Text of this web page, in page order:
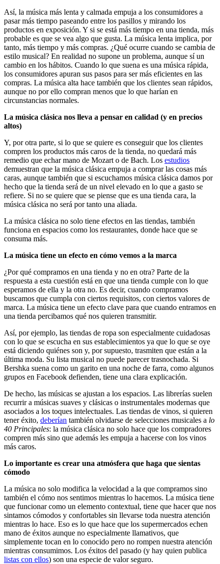
Así, la música más lenta y calmada empuja a los consumidores a
pasar más tiempo paseando entre los pasillos y mirando los
productos en exposición. Y si se está más tiempo en una tienda, más
probable es que se vea algo que gusta. La música lenta implica, por
tanto, más tiempo y más compras. ¿Qué ocurre cuando se cambia de
estilo musical? En realidad no supone un problema, aunque sí un
cambio en los hábitos. Cuando lo que suena es una música rápida,
los consumidores apuran sus pasos para ser más eficientes en las
compras. La música alta hace también que los clientes sean rápidos,
aunque no por ello compran menos que lo que harían en
circunstancias normales.
La música clásica nos lleva a pensar en calidad (y en precios
altos)
Y, por otra parte, si lo que se quiere es conseguir que los clientes
compren los productos más caros de la tienda, no quedará más
remedio que echar mano de Mozart o de Bach. Los estudios
demuestran que la música clásica empuja a comprar las cosas más
caras, aunque también que si escuchamos música clásica damos por
hecho que la tienda será de un nivel elevado en lo que a gasto se
refiere. Si no se quiere que se piense que es una tienda cara, la
música clásica no será por tanto una aliada.
La música clásica no solo tiene efectos en las tiendas, también
funciona en espacios como los restaurantes, donde hace que se
consuma más.
La música tiene un efecto en cómo vemos a la marca
¿Por qué compramos en una tienda y no en otra? Parte de la
respuesta a esta cuestión está en que una tienda cumple con lo que
esperamos de ella y la otra no. Es decir, cuando compramos
buscamos que cumpla con ciertos requisitos, con ciertos valores de
marca. La música tiene un efecto clave para que cuando entramos en
una tienda percibamos qué nos quieren transmitir.
Así, por ejemplo, las tiendas de ropa son especialmente cuidadosas
con lo que se escucha en sus establecimientos ya que lo que se oye
está diciendo quiénes son y, por supuesto, trasmiten que están a la
última moda. Su lista musical no puede parecer trasnochada. Si
Bershka suena como un garito en una noche de farra, como algunos
grupos en Facebook defienden, tiene una clara explicación.
De hecho, las músicas se ajustan a los espacios. Las librerías suelen
recurrir a músicas suaves y clásicas o instrumentales modernas que
asociados a los toques intelectuales. Las tiendas de vinos, si quieren
tener éxito, deberían también olvidarse de selecciones musicales a lo
40 Principales: la música clásica no solo hace que los compradores
compren más sino que además les empuja a hacerse con los vinos
más caros.
Lo importante es crear una atmósfera que haga que sientas
cómodo
La música no solo modifica la velocidad a la que compramos sino
también el cómo nos sentimos mientras lo hacemos. La música tiene
que funcionar como un elemento contextual, tiene que hacer que nos
sintamos cómodos y confortables sin llevarse toda nuestra atención
mientras lo hace. Eso es lo que hace que los supermercados echen
mano de éxitos aunque no especialmente llamativos, que
simplemente tocan en lo conocido pero no rompen nuestra atención
mientras consumimos. Los éxitos del pasado (y hay quien publica
listas con ellos) son una especie de valor seguro.